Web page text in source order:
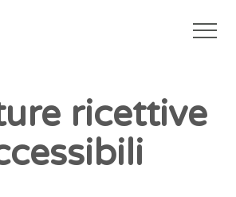
ricettive